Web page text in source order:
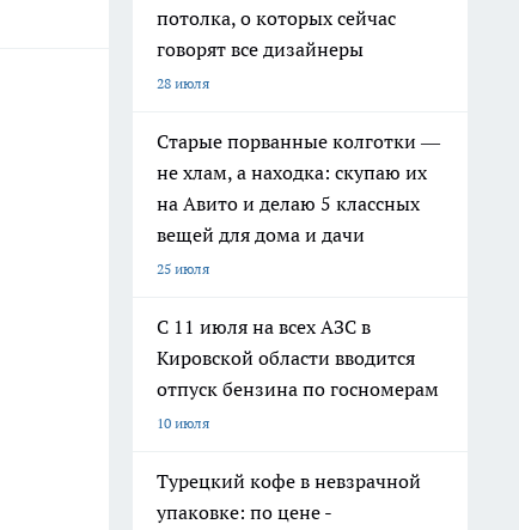
потолка, о которых сейчас
говорят все дизайнеры
28 июля
Старые порванные колготки —
не хлам, а находка: скупаю их
на Авито и делаю 5 классных
вещей для дома и дачи
25 июля
С 11 июля на всех АЗС в
Кировской области вводится
отпуск бензина по госномерам
10 июля
Турецкий кофе в невзрачной
упаковке: по цене -